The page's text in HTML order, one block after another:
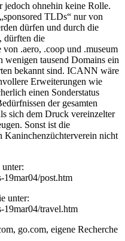
jedoch ohnehin keine Rolle.
TLDs“ nur von
dürfen und durch die
dürften die
.aero, .coop und .museum
wenigen tausend Domains ein
bekannt sind. ICANN wäre
Erweiterungen wie
einen Sonderstatus
der gesamten
sich dem Druck vereinzelter
Sonst ist die
nicht
post.htm
unter:
19mar04/travel.htm
go.com, eigene Recherche